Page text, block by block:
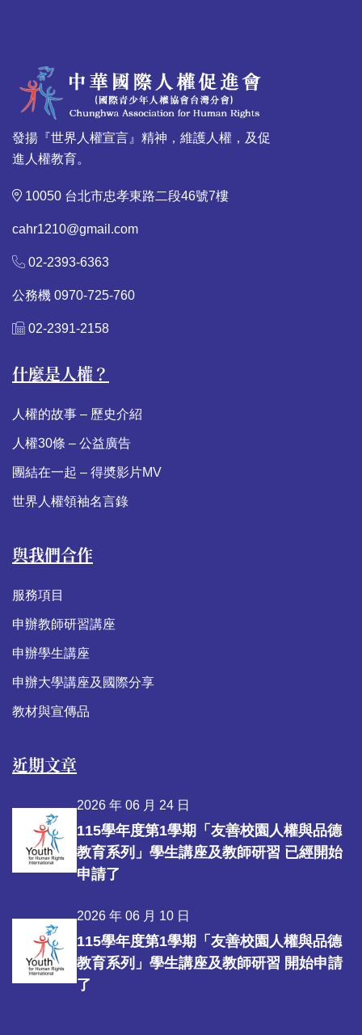
發揚『世界人權宣言』精神，維護人權，及促
進人權教育。
10050 台北市忠孝東路二段46號7樓
cahr1210@gmail.com
02-2393-6363
公務機 0970-725-760
02-2391-2158
什麼是人權？
人權的故事 – 歷史介紹
人權30條 – 公益廣告
團結在一起 – 得奬影片MV
世界人權領袖名言錄
與我們合作
服務項目
申辦教師研習講座
申辦學生講座
申辦大學講座及國際分享
教材與宣傳品
近期文章
2026 年 06 月 24 日
115學年度第1學期「友善校園人權與品德
教育系列」學生講座及教師研習 已經開始
申請了
2026 年 06 月 10 日
115學年度第1學期「友善校園人權與品德
教育系列」學生講座及教師研習 開始申請
了